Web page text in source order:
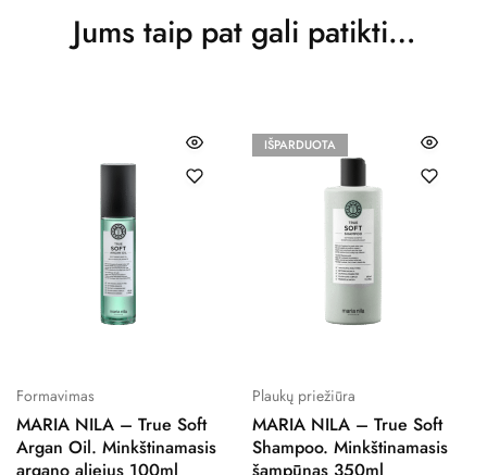
Jums taip pat gali patikti…
Formavimas
MARIA NILA – True Soft
Argan Oil. Minkštinamasis
IŠPARDUOTA
Plaukų priežiūra
MARIA NILA – True Soft
Shampoo. Minkštinamasis